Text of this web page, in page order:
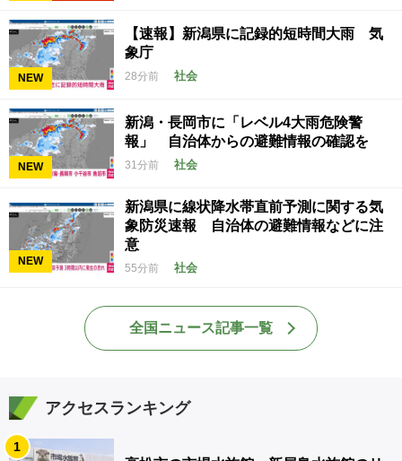
NEW
【速報】新潟県に記録的短時間大雨 気
象庁
28分前 社会
NEW
新潟・長岡市に「レベル4大雨危険警
報」 自治体からの避難情報の確認を
31分前 社会
NEW
新潟県に線状降水帯直前予測に関する気
象防災速報 自治体の避難情報などに注
意
55分前 社会
全国ニュース記事一覧
アクセスランキング
1